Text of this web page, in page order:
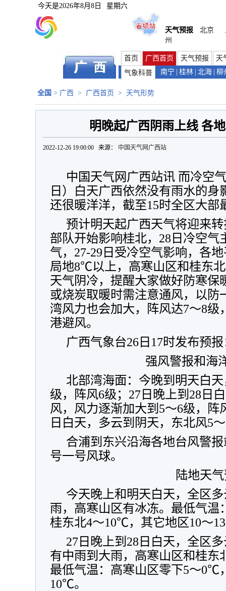
今天是2026年8月8日 星期六
天气预报 北京
州
首页 广西首页 天气预报
天
气象科普
南宁 桂林 北海 柳
全国 > 广西 > 广西首页 > 天气形势
明晚起广西阴雨上线 各
2022-12-26 19:00:00 来源： 中国天气网广西站
中国天气网广西站讯 而冷空
日）白天广西依然没有雨水的
还很暖洋洋，截至15时全区大
预计明天起广西天气将迎来
部队开始影响桂北，28日冷空气
气，27-29日受冷空气影响，各
局地8℃以上，高寒山区和桂东
天气阴冷，提醒大家做好防寒保
或烧炭取暖时需注意通风，以防
湾风力也会加大，阵风达7～8级
港避风。
广西气象台26日17时发布预
强风警报和海
北部湾海面：今晚到明天白
级，阵风6级；27日晚上到28日
风，风力逐渐加大到5～6级，阵
日白天，多云到阴天，东北风5
合浦到东兴沿海各地台风警
号一号风球。
陆地天
今天晚上和明天白天，全区
雨，高寒山区有冰冻。最低气
桂东北4～10℃，其它地区10～
27日晚上到28日白天，全区
有中雨到大雨，高寒山区和桂东
最低气温：高寒山区零下5～0℃
10℃。